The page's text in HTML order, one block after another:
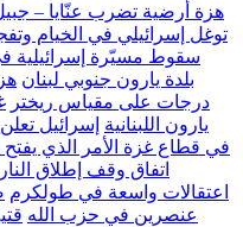
هزة أرضية تضرب عنّايا – جبيل بقوّة 2.8 درجات على
توغل إسرائيلي في الخيام
سقوط مسيّرة إسرائيلية
بلدة يارون جنوبي لبنان
درجات على مقياس ريختر
يارون اللبنانية إسرائيل
في قطاع غزة الأمر الذي يفتح
اتفاق وقف إطلاق النار
اعتقالات واسعة في طولكرم
عنصرين في حزب الله